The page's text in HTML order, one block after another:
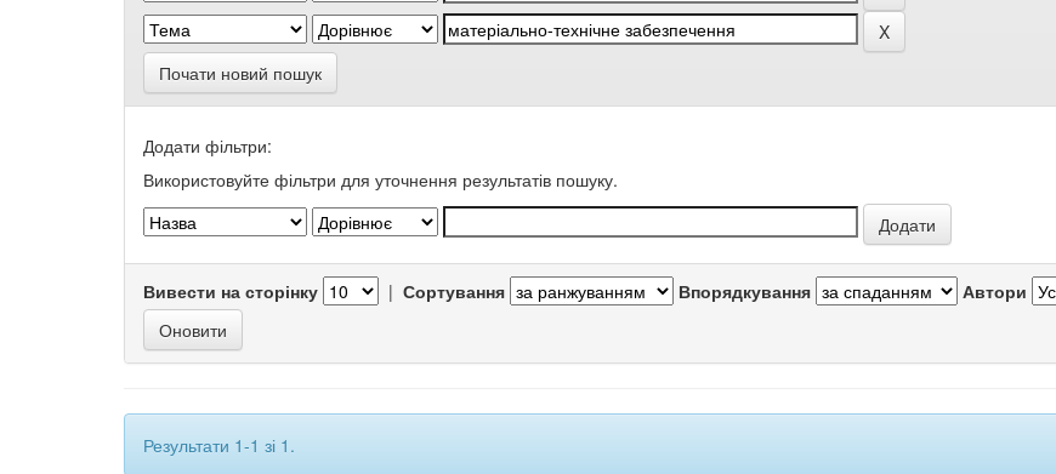
Почати новий пошук
Додати фільтри:
Використовуйте фільтри для уточнення результатів пошуку.
Вивести на сторінку | Сортування Впорядкування Автори
Результати 1-1 зі 1.